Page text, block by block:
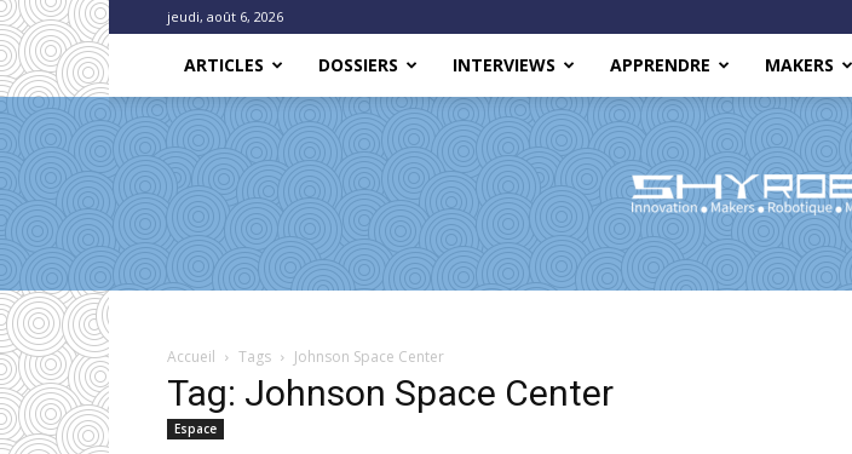
jeudi, août 6, 2026
ARTICLES DOSSIERS INTERVIEWS APPRENDRE MAKERS
Accueil Tags Johnson Space Center
Tag: Johnson Space Center
Espace